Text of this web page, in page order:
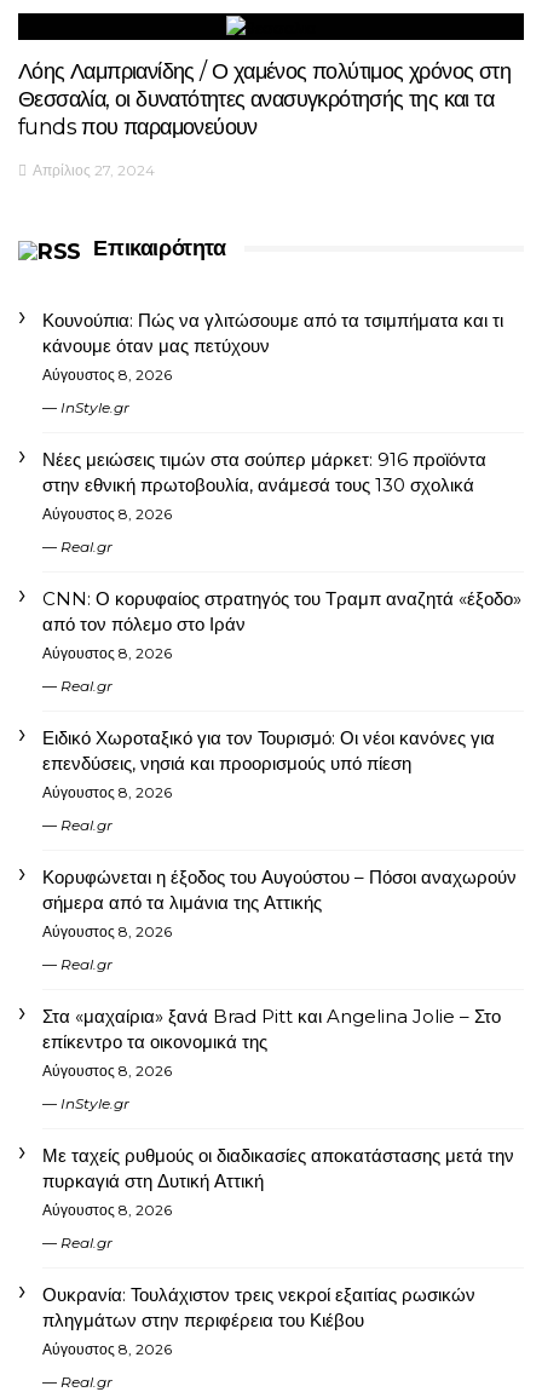
Λόης Λαμπριανίδης / Ο χαμένος πολύτιμος χρόνος στη
Θεσσαλία, οι δυνατότητες ανασυγκρότησής της και τα
funds που παραμονεύουν
Απρίλιος 27, 2024
Επικαιρότητα
Κουνούπια: Πώς να γλιτώσουμε από τα τσιμπήματα και τι
κάνουμε όταν μας πετύχουν
Αύγουστος 8, 2026
InStyle.gr
Νέες μειώσεις τιμών στα σούπερ μάρκετ: 916 προϊόντα
στην εθνική πρωτοβουλία, ανάμεσά τους 130 σχολικά
Αύγουστος 8, 2026
Real.gr
CNN: Ο κορυφαίος στρατηγός του Τραμπ αναζητά «έξοδο»
από τον πόλεμο στο Ιράν
Αύγουστος 8, 2026
Real.gr
Ειδικό Χωροταξικό για τον Τουρισμό: Οι νέοι κανόνες για
επενδύσεις, νησιά και προορισμούς υπό πίεση
Αύγουστος 8, 2026
Real.gr
Κορυφώνεται η έξοδος του Αυγούστου – Πόσοι αναχωρούν
σήμερα από τα λιμάνια της Αττικής
Αύγουστος 8, 2026
Real.gr
Στα «μαχαίρια» ξανά Brad Pitt και Angelina Jolie – Στο
επίκεντρο τα οικονομικά της
Αύγουστος 8, 2026
InStyle.gr
Με ταχείς ρυθμούς οι διαδικασίες αποκατάστασης μετά την
πυρκαγιά στη Δυτική Αττική
Αύγουστος 8, 2026
Real.gr
Ουκρανία: Τουλάχιστον τρεις νεκροί εξαιτίας ρωσικών
πληγμάτων στην περιφέρεια του Κιέβου
Αύγουστος 8, 2026
Real.gr